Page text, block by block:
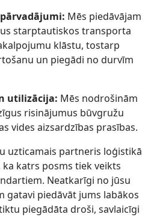
Mēs piedāvājam
starptautiskos transporta
klāstu, tostarp
un piegādi no durvīm
utilizācija: Mēs nodrošinām
risinājumus būvgružu
vides aizsardzības prasības.
uzticamais partneris loģistikā
katrs posms tiek veikts
Neatkarīgi no jūsu
gatavi piedāvāt jums labākos
piegādāta droši, savlaicīgi